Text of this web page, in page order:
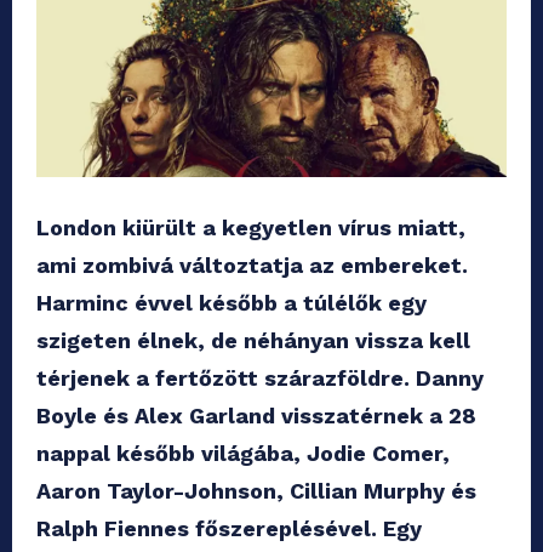
London kiürült a kegyetlen vírus miatt,
ami zombivá változtatja az embereket.
Harminc évvel később a túlélők egy
szigeten élnek, de néhányan vissza kell
térjenek a fertőzött szárazföldre. Danny
Boyle és Alex Garland visszatérnek a 28
nappal később világába, Jodie Comer,
Aaron Taylor-Johnson, Cillian Murphy és
Ralph Fiennes főszereplésével. Egy